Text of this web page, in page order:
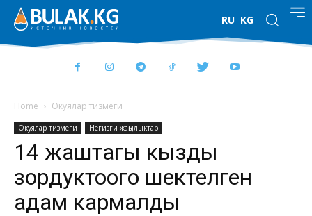
RU KG
Home Окуялар тизмеги
Окуялар тизмеги Негизги жаңылыктар
14 жаштагы кызды
зордуктоого шектелген
адам кармалды